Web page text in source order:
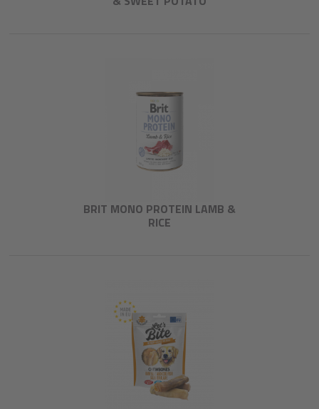
BRIT MONO PROTEIN LAMB &
RICE